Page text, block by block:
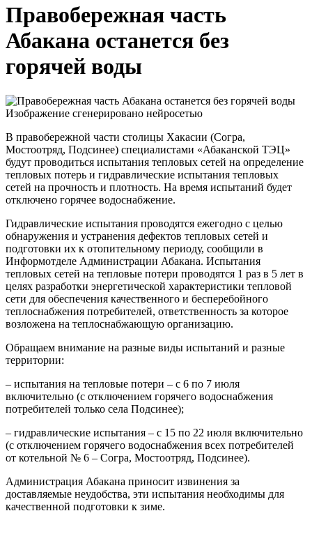
Правобережная часть
Абакана останется без
горячей воды
Изображение сгенерировано нейросетью
В правобережной части столицы Хакасии (Согра,
Мостоотряд, Подсинее) специалистами «Абаканской ТЭЦ»
будут проводиться испытания тепловых сетей на определение
тепловых потерь и гидравлические испытания тепловых
сетей на прочность и плотность. На время испытаний будет
отключено горячее водоснабжение.
Гидравлические испытания проводятся ежегодно с целью
обнаружения и устранения дефектов тепловых сетей и
подготовки их к отопительному периоду, сообщили в
Информотделе Администрации Абакана. Испытания
тепловых сетей на тепловые потери проводятся 1 раз в 5 лет в
целях разработки энергетической характеристики тепловой
сети для обеспечения качественного и бесперебойного
теплоснабжения потребителей, ответственность за которое
возложена на теплоснабжающую организацию.
Обращаем внимание на разные виды испытаний и разные
территории:
– испытания на тепловые потери – с 6 по 7 июля
включительно (с отключением горячего водоснабжения
потребителей только села Подсинее);
– гидравлические испытания – с 15 по 22 июля включительно
(с отключением горячего водоснабжения всех потребителей
от котельной № 6 – Согра, Мостоотряд, Подсинее).
Администрация Абакана приносит извинения за
доставляемые неудобства, эти испытания необходимы для
качественной подготовки к зиме.